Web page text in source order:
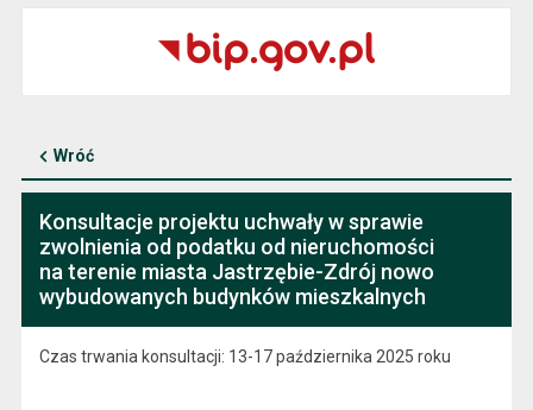
Wróć
Konsultacje projektu uchwały w sprawie
zwolnienia od podatku od nieruchomości
na terenie miasta Jastrzębie-Zdrój nowo
wybudowanych budynków mieszkalnych
Czas trwania konsultacji: 13-17 października 2025 roku